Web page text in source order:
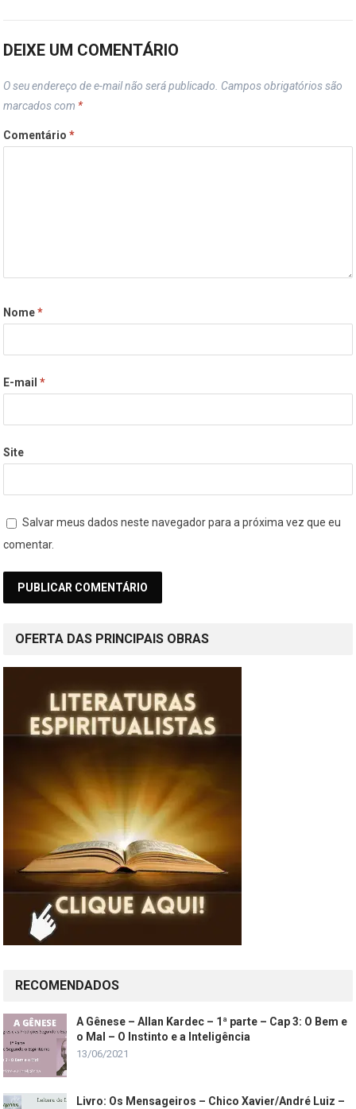
DEIXE UM COMENTÁRIO
O seu endereço de e-mail não será publicado. Campos obrigatórios são
marcados com *
Comentário*
Nome*
E-mail*
Site
Salvar meus dados neste navegador para a próxima vez que eu
comentar.
OFERTA DAS PRINCIPAIS OBRAS
RECOMENDADOS
A Gênese – Allan Kardec – 1ª parte – Cap 3: O Bem e
o Mal – O Instinto e a Inteligência
13/06/2021
Livro: Os Mensageiros – Chico Xavier/André Luiz –